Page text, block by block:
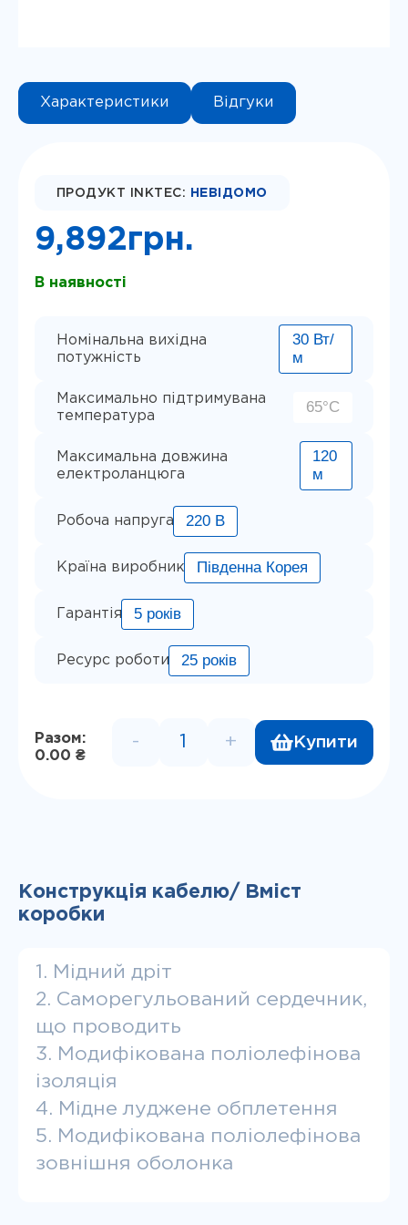
Instagram Telegram
Характеристики Відгуки
ПРОДУКТ INKTEC: НЕВІДОМО
9,892грн.
В наявності
Номінальна вихідна
потужність
30 Вт/
м
Максимально підтримувана
температура
65°С
Максимальна довжина
електроланцюга
120
м
Робоча напруга 220 В
Країна виробник Південна Корея
Гарантія 5 років
Ресурс роботи 25 років
Разом:
0.00 ₴
Кабель для обігріву труб
- + Купити
Конструкція кабелю/ Вміст
коробки
1. Мідний дріт
2. Саморегульований сердечник,
що проводить
3. Модифікована поліолефінова
ізоляція
4. Мідне луджене обплетення
5. Модифікована поліолефінова
зовнішня оболонка